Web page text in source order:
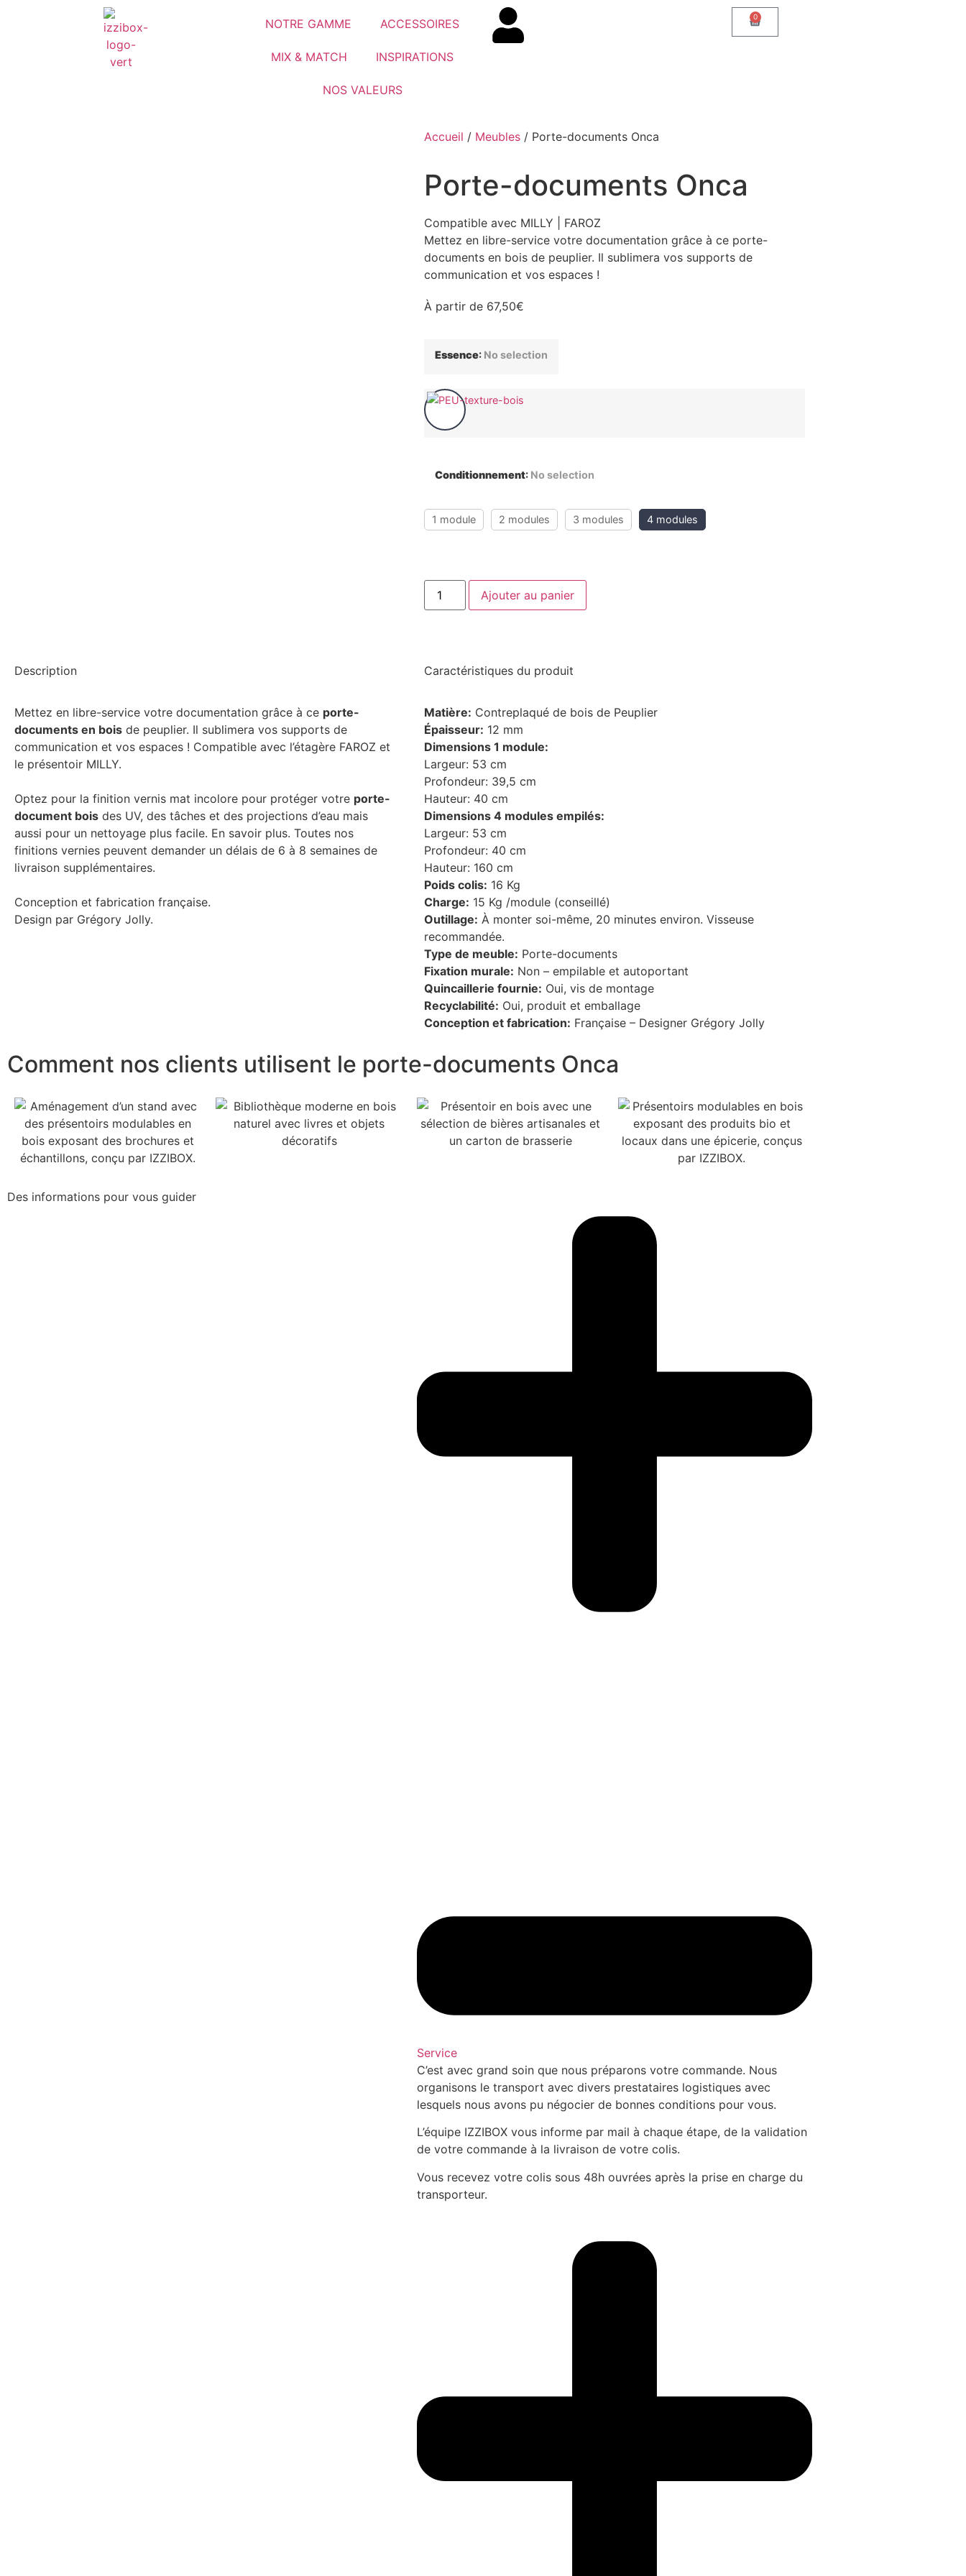
NOTRE GAMME ACCESSOIRES
MIX & MATCH INSPIRATIONS
NOS VALEURS
0
Accueil / Meubles / Porte-documents Onca
Porte-documents Onca
Compatible avec MILLY | FAROZ
Mettez en libre-service votre documentation grâce à ce porte-
documents en bois de peuplier. Il sublimera vos supports de
communication et vos espaces !
À partir de 67,50€
Essence: No selection
Conditionnement: No selection
1 module 2 modules 3 modules 4 modules
Ajouter au panier
Description
Mettez en libre-service votre documentation grâce à ce porte-
documents en bois de peuplier. Il sublimera vos supports de
communication et vos espaces ! Compatible avec l’étagère FAROZ et
le présentoir MILLY.
Optez pour la finition vernis mat incolore pour protéger votre porte-
document bois des UV, des tâches et des projections d’eau mais
aussi pour un nettoyage plus facile. En savoir plus. Toutes nos
finitions vernies peuvent demander un délais de 6 à 8 semaines de
livraison supplémentaires.
Conception et fabrication française.
Design par Grégory Jolly.
Caractéristiques du produit
Matière: Contreplaqué de bois de Peuplier
Épaisseur: 12 mm
Dimensions 1 module:
Largeur: 53 cm
Profondeur: 39,5 cm
Hauteur: 40 cm
Dimensions 4 modules empilés:
Largeur: 53 cm
Profondeur: 40 cm
Hauteur: 160 cm
Poids colis: 16 Kg
Charge: 15 Kg /module (conseillé)
Outillage: À monter soi-même, 20 minutes environ. Visseuse
recommandée.
Type de meuble: Porte-documents
Fixation murale: Non – empilable et autoportant
Quincaillerie fournie: Oui, vis de montage
Recyclabilité: Oui, produit et emballage
Conception et fabrication: Française – Designer Grégory Jolly
Comment nos clients utilisent le porte-documents Onca
Des informations pour vous guider
Service
C’est avec grand soin que nous préparons votre commande. Nous
organisons le transport avec divers prestataires logistiques avec
lesquels nous avons pu négocier de bonnes conditions pour vous.
L’équipe IZZIBOX vous informe par mail à chaque étape, de la validation
de votre commande à la livraison de votre colis.
Vous recevez votre colis sous 48h ouvrées après la prise en charge du
transporteur.